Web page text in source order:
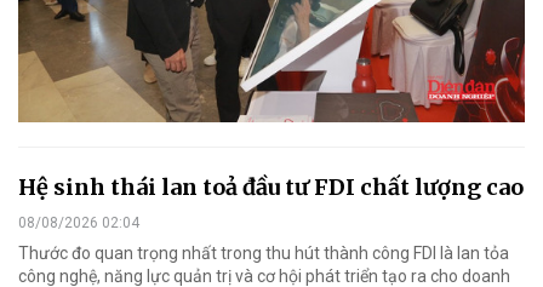
Hệ sinh thái lan toả đầu tư FDI chất lượng cao
08/08/2026 02:04
Thước đo quan trọng nhất trong thu hút thành công FDI là lan tỏa
công nghệ, năng lực quản trị và cơ hội phát triển tạo ra cho doanh